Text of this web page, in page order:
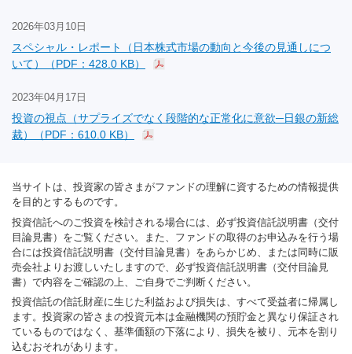
2026年03月10日
スペシャル・レポート（日本株式市場の動向と今後の見通しにつ
いて）（PDF：428.0 KB）
2023年04月17日
投資の視点（サプライズでなく段階的な正常化に意欲─日銀の新総
裁）（PDF：610.0 KB）
当サイトは、投資家の皆さまがファンドの理解に資するための情報提供
を目的とするものです。
投資信託へのご投資を検討される場合には、必ず投資信託説明書（交付
目論見書）をご覧ください。また、ファンドの取得のお申込みを行う場
合には投資信託説明書（交付目論見書）をあらかじめ、または同時に販
売会社よりお渡しいたしますので、必ず投資信託説明書（交付目論見
書）で内容をご確認の上、ご自身でご判断ください。
投資信託の信託財産に生じた利益および損失は、すべて受益者に帰属し
ます。投資家の皆さまの投資元本は金融機関の預貯金と異なり保証され
ているものではなく、基準価額の下落により、損失を被り、元本を割り
込むおそれがあります。